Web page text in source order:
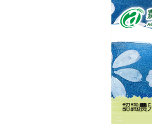
跳
到
要
內
容
區
塊
:::